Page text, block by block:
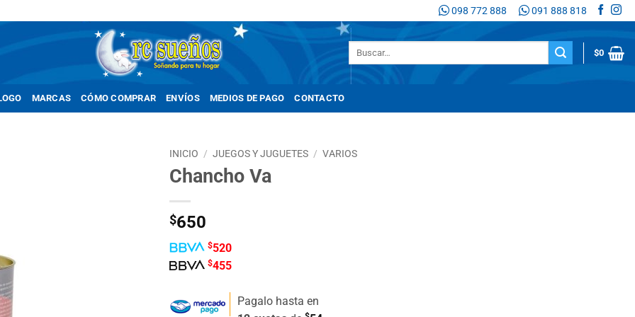
098 772 888 091 888 818
$0
MARCAS CÓMO COMPRAR ENVÍOS MEDIOS DE PAGO CONTACTO
INICIO / JUEGOS Y JUGUETES / VARIOS
Chancho Va
$650
$520
$455
Pagalo hasta en